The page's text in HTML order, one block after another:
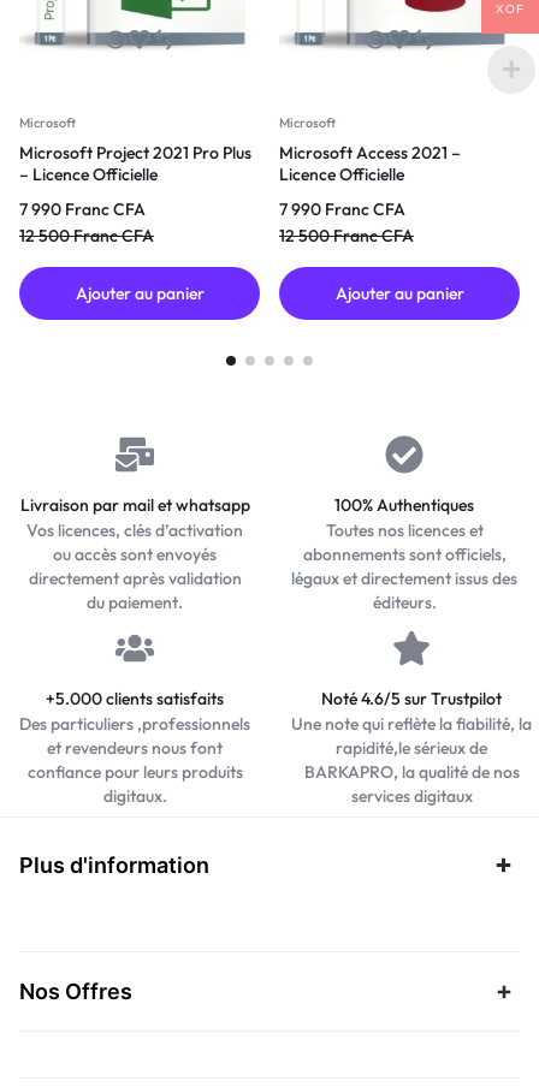
Microsoft
Microsoft Project 2021 Pro Plus
– Licence Officielle
7 990 Franc CFA
12 500Franc CFA
Ajouter au panier
Microsoft
Microsoft Access 2021 –
Licence Officielle
7 990 Franc CFA
12 500Franc CFA
Ajouter au panier
Livraison par mail et whatsapp
Vos licences, clés d’activation
ou accès sont envoyés
directement après validation
du paiement.
100% Authentiques
Toutes nos licences et
abonnements sont officiels,
légaux et directement issus des
éditeurs.
+5.000 clients satisfaits
Des particuliers ,professionnels
et revendeurs nous font
confiance pour leurs produits
digitaux.
Noté 4.6/5 sur Trustpilot
Une note qui reflète la fiabilité, la
rapidité,le sérieux de
BARKAPRO, la qualité de nos
services digitaux
Plus d'information
Nos Offres
XOF